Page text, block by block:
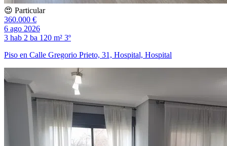
😍 Particular
360.000 €
6 ago 2026
3 hab 2 ba 120 m² 3º
Piso en Calle Gregorio Prieto, 31, Hospital, Hospital